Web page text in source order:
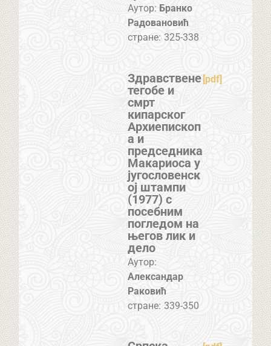
Аутор: Бранко
Радовановић
стране: 325-338
Здравствене
тегобе и
смрт
кипарског
Архиепископ
а и
председника
Макариоса у
југословенск
ој штампи
(1977) с
посебним
погледом на
његов лик и
дело
[pdf]
Аутор:
Александар
Раковић
стране: 339-350